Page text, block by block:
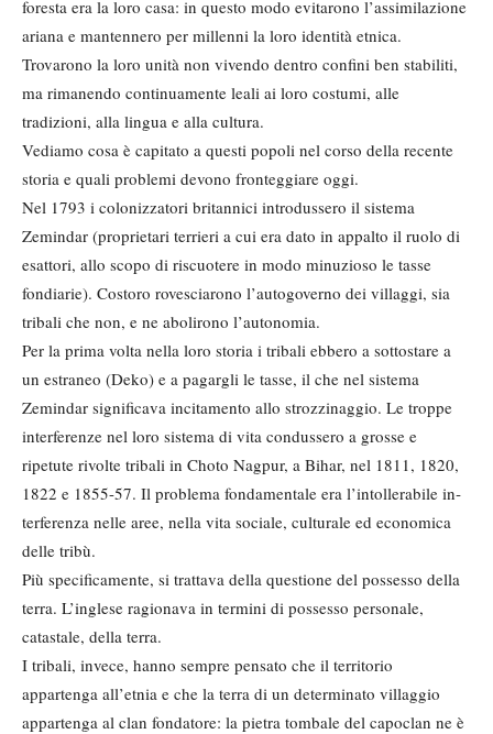
foresta era la loro casa: in questo modo evitarono l’assimilazione
ariana e mantennero per millenni la loro identità etnica.
Trovarono la loro unità non vivendo dentro confini ben stabiliti,
ma rima­nendo continuamente leali ai loro co­stumi, alle
tradizioni, alla lingua e alla cultura.
Vediamo cosa è capitato a questi po­poli nel corso della recente
storia e quali problemi devono fronteggiare oggi.
Nel 1793 i colonizzatori britannici in­trodussero il sistema
Zemindar (pro­prietari terrieri a cui era dato in appal­to il ruolo di
esattori, allo scopo di ri­scuotere in modo minuzioso le tasse
fondiarie). Costoro rovesciarono l’au­togoverno dei villaggi, sia
tribali che non, e ne abolirono l’autonomia.
Per la prima volta nella loro storia i tribali ebbero a sottostare a
un estra­neo (Deko) e a pagargli le tasse, il che nel sistema
Zemindar significava inci­tamento allo strozzinaggio. Le troppe
interferenze nel loro sistema di vita condussero a grosse e
ripetute rivolte tribali in Choto Nagpur, a Bihar, nel 1811, 1820,
1822 e 1855-57. Il proble­ma fondamentale era l’intollerabile in­
terferenza nelle aree, nella vita sociale, culturale ed economica
delle tribù.
Più specificamente, si trattava della questione del possesso della
terra. L’inglese ragionava in termini di pos­sesso personale,
catastale, della terra.
I tribali, invece, hanno sempre pensa­to che il territorio
appartenga all’etnia e che la terra di un determinato villag­gio
appartenga al clan fondatore: la pietra tombale del capoclan ne è